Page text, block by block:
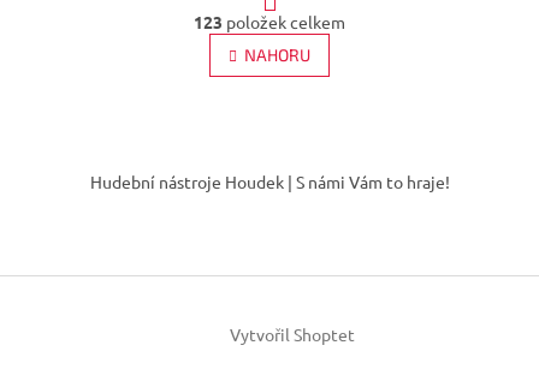
O
v
l
á
p
y
ý
r
á
n
k
í
123 položek celkem
NAHORU
í
Hudební nástroje Houdek | S námi Vám to hraje!
Vytvořil Shoptet